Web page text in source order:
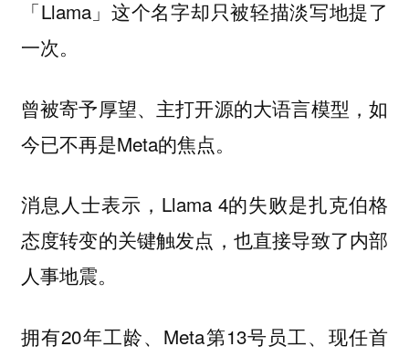
「Llama」这个名字却只被轻描淡写地提了
一次。
曾被寄予厚望、主打开源的大语言模型，如
今已不再是Meta的焦点。
消息人士表示，Llama 4的失败是扎克伯格
态度转变的关键触发点，也直接导致了内部
人事地震。
拥有20年工龄、Meta第13号员工、现任首